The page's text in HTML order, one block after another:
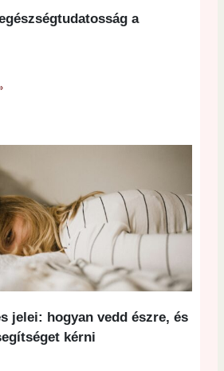
a
jelei: hogyan vedd észre, és
kérni